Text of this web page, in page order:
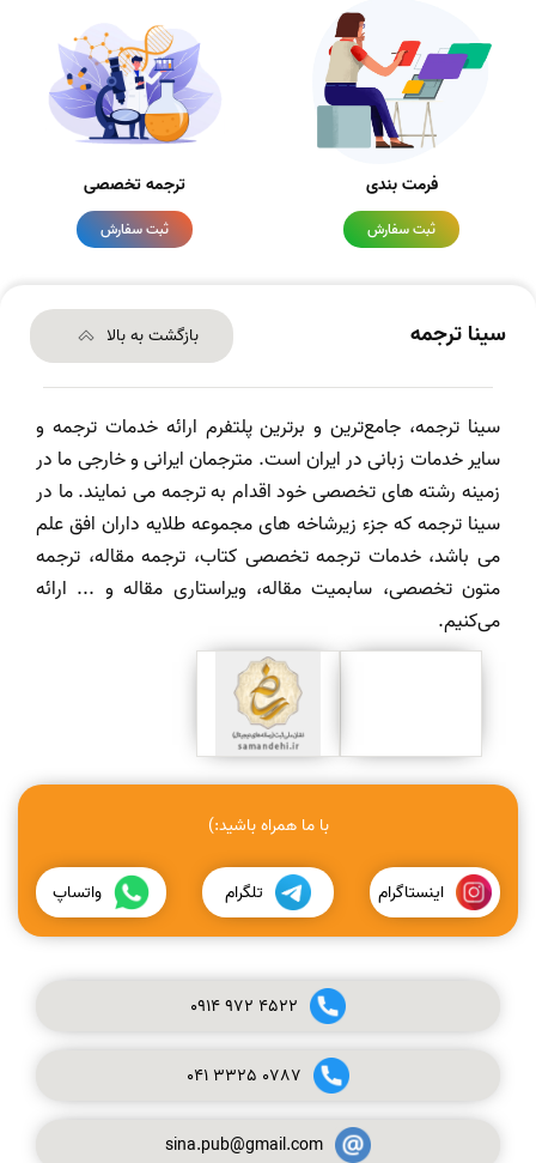
فرمت بندی
ثبت سفارش
ترجمه تخصصی
ثبت سفارش
سینا ترجمه بازگشت به بالا
سینا ترجمه، جامع‌ترین و برترین پلتفرم ارائه خدمات ترجمه و
سایر خدمات زبانی در ایران است. مترجمان ایرانی و خارجی ما در
زمینه رشته های تخصصی خود اقدام به ترجمه می نمایند. ما در
سینا ترجمه که جزء زیرشاخه های مجموعه طلایه داران افق علم
می باشد، خدمات ترجمه تخصصی کتاب، ترجمه مقاله، ترجمه
متون تخصصی، سابمیت مقاله، ویراستاری مقاله و ... ارائه
می‌کنیم.
با ما همراه باشید:)
اینستاگرام تلگرام واتساپ
0914972 4522
041 3325 0787
sina.pub@gmail.com